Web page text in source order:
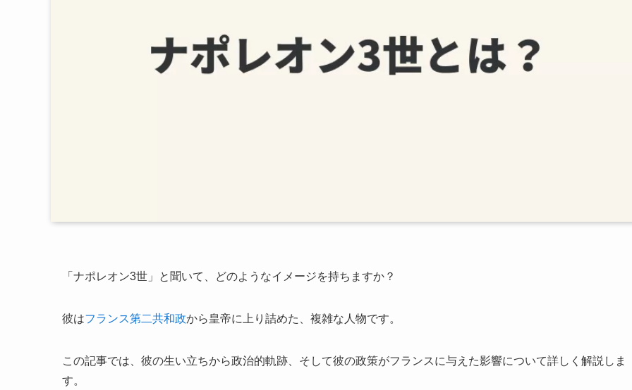
「ナポレオン3世」と聞いて、どのようなイメージを持ちますか？
彼はフランス第二共和政から皇帝に上り詰めた、複雑な人物です。
この記事では、彼の生い立ちから政治的軌跡、そして彼の政策がフランスに与えた影響について詳しく解説しま
す。